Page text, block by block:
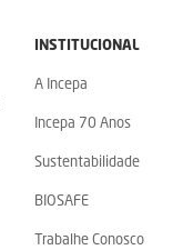
INSTITUCIONAL
A Incepa
Incepa 70 Anos
Sustentabilidade
BIOSAFE
Trabalhe Conosco